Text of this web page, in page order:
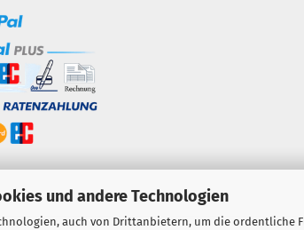
und andere Technologien
auch von Drittanbietern, um die ordentliche